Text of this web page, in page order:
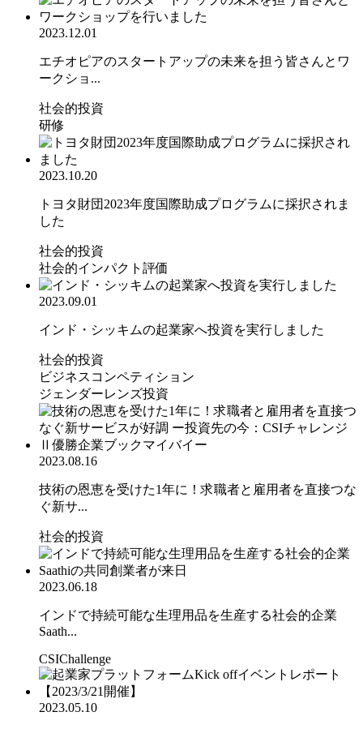
2023.12.01
エチオピアのスタートアップの未来を担う皆さんとワ
ークショ...
社会的投資
研修
2023.10.20
トヨタ財団2023年度国際助成プログラムに採択されま
した
社会的投資
社会的インパクト評価
2023.09.01
インド・シッキムの起業家へ投資を実行しました
社会的投資
ビジネスコンペティション
ジェンダーレンズ投資
2023.08.16
技術の恩恵を受けた1年に！求職者と雇用者を直接つな
ぐ新サ...
社会的投資
2023.06.18
インドで持続可能な生理用品を生産する社会的企業
Saath...
CSIChallenge
2023.05.10